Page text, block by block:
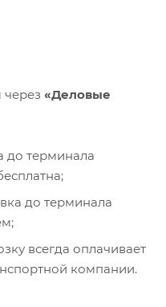
«Деловые
до терминала
до терминала
всегда оплачивает
компании.